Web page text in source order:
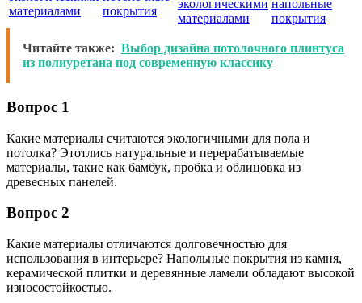
материалами
покрытия
экологическими
материалами
напольные
покрытия
Читайте также: Выбор дизайна потолочного плинтуса
из полиуретана под современную классику
Вопрос 1
Какие материалы считаются экологичными для пола и
потолка? Этотлись натуральные и перерабатываемые
материалы, такие как бамбук, пробка и облицовка из
древесных панелей.
Вопрос 2
Какие материалы отличаются долговечностью для
использования в интерьере? Напольные покрытия из камня,
керамической плитки и деревянные ламели обладают высокой
износостойкостью.